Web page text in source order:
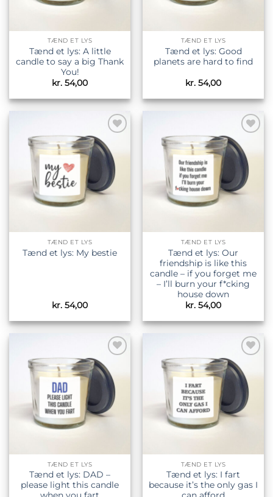
TÆND ET LYS
Tænd et lys: A little
candle to say a big Thank
You!
kr. 54,00
TÆND ET LYS
Tænd et lys: Good
planets are hard to find
kr. 54,00
Tilføj til
ønskeliste
TÆND ET LYS
Tænd et lys: My bestie
kr. 54,00
Tilføj til
ønskeliste
TÆND ET LYS
Tænd et lys: Our
friendship is like this
candle – if you forget me
– I’ll burn your f*cking
house down
kr. 54,00
Tilføj til
ønskeliste
TÆND ET LYS
Tænd et lys: DAD –
please light this candle
Tilføj til
ønskeliste
TÆND ET LYS
Tænd et lys: I fart
because it’s the only gas I